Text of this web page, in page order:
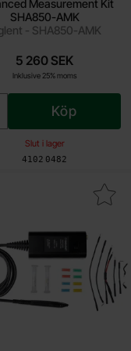
Measurement Kit
SHA850-AMK
- SHA850-AMK
Art. nr
4102 0482
Slut i lager
5 260 SEK
Inklusive 25% moms
Köp
som favorit